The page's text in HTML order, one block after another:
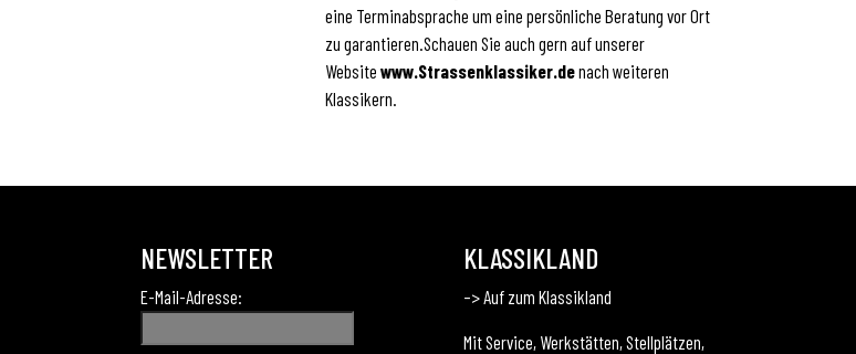
eine Terminabsprache um eine persönliche Beratung vor Ort
zu garantieren.Schauen Sie auch gern auf unserer
Website www.Strassenklassiker.denach weiteren
Klassikern.
NEWSLETTER
E-Mail-Adresse:
KLASSIKLAND
–> Auf zum Klassikland
Mit Service, Werkstätten, Stellplätzen,